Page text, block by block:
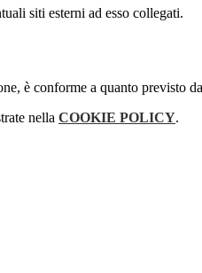
siti esterni ad esso collegati.
è conforme a quanto previsto
nella COOKIE POLICY.